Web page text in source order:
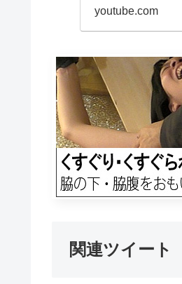
youtube.com
関連ツイート